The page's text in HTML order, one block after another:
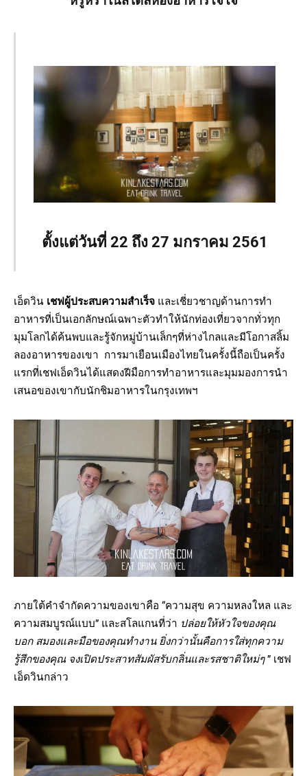
ตั้งแต่วันที่ 22 ถึง 27 มกราคม 2561
เอ็ดวิน เชฟผู้ประสบความสำเร็จ และเชี่ยวชาญด้านการทำ
อาหารที่เป็นเอกลักษณ์เฉพาะตัวทำให้นักท่องเที่ยวจากทั่วทุก
มุมโลกได้ค้นพบและรู้จักหมู่บ้านเล็กๆที่ห่างไกลและมีโอกาสลิ้ม
ลองอาหารของเขา การมาเยือนเมืองไทยในครั้งนี้ถือเป็นครั้ง
แรกที่เชฟเอ็ดวินได้แสดงฝีมือการทำอาหารและมุมมองการนำ
เสนอของเขากับนักชิมอาหารในกรุงเทพฯ
ภายใต้คำจำกัดความของเขาคือ “ความสุข ความหลงใหล และ
ความสมบูรณ์แบบ” และสโลแกนที่ว่า ปล่อยให้หัวใจของคุณ
บอก สมองและมือของคุณทำงาน ยิ่งกว่านั้นคือการใส่ทุกความ
รู้สึกของคุณ จงเปิดประสาทสัมผัสรับกลิ่นและรสชาติใหม่ๆ” เชฟ
เอ็ดวินกล่าว